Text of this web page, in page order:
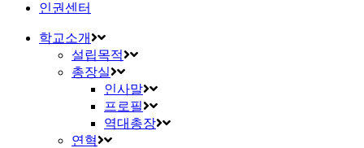
인권센터
학교소개
설립목적
총장실
인사말
프로필
역대총장
연혁